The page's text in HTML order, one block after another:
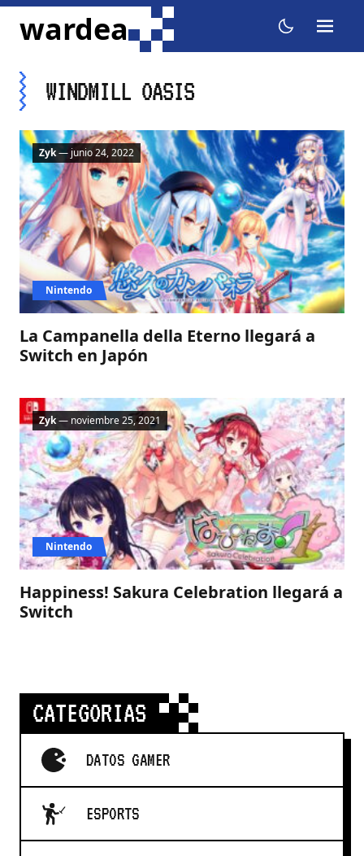
ir al contenido
wardea dark mode
menu
WINDMILL OASIS
La Campanella della Eterno llegará a
Switch en Japón
Nintendo
Zyk— junio 24, 2022
Happiness! Sakura Celebration llegará a
Switch
Nintendo
Zyk— noviembre 25, 2021
CATEGORIAS
DATOS GAMER
ESPORTS